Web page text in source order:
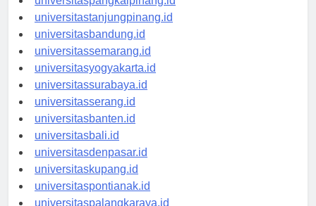
universitaspangkalpinang.id
universitastanjungpinang.id
universitasbandung.id
universitassemarang.id
universitasyogyakarta.id
universitassurabaya.id
universitasserang.id
universitasbanten.id
universitasbali.id
universitasdenpasar.id
universitaskupang.id
universitaspontianak.id